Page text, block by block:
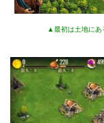
▲最初は土地にあ